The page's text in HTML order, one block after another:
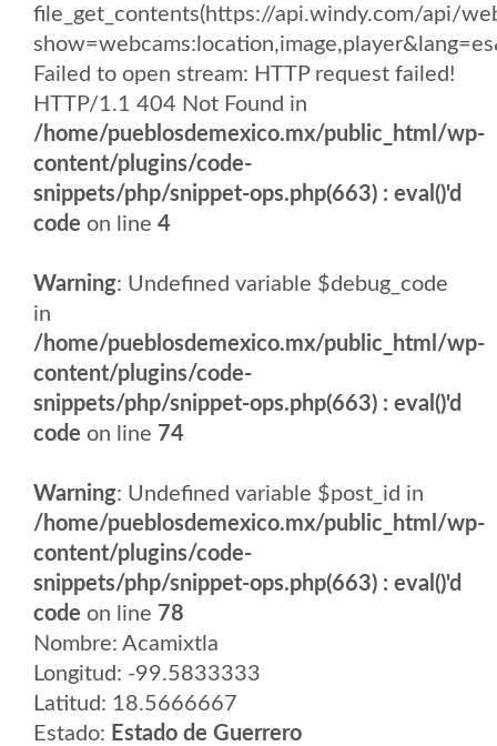
file_get_contents(https://api.windy.com/api/
Failed to open stream: HTTP request failed!
HTTP/1.1 404 Not Found in
/home/pueblosdemexico.mx/public_html/wp-
content/plugins/code-
snippets/php/snippet-ops.php(663) : eval()'d
code on line 4
Warning: Undefined variable $debug_code
in
/home/pueblosdemexico.mx/public_html/wp-
content/plugins/code-
snippets/php/snippet-ops.php(663) : eval()'d
code on line 74
Warning: Undefined variable $post_id in
/home/pueblosdemexico.mx/public_html/wp-
content/plugins/code-
snippets/php/snippet-ops.php(663) : eval()'d
code on line 78
Nombre: Acamixtla
Longitud: -99.5833333
Latitud: 18.5666667
Estado: Estado de Guerrero